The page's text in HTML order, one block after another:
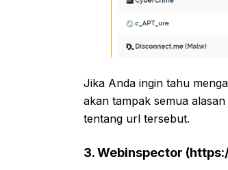
Jika Anda ingin tahu
akan tampak semua
tentang url tersebut.
3. Webinspector